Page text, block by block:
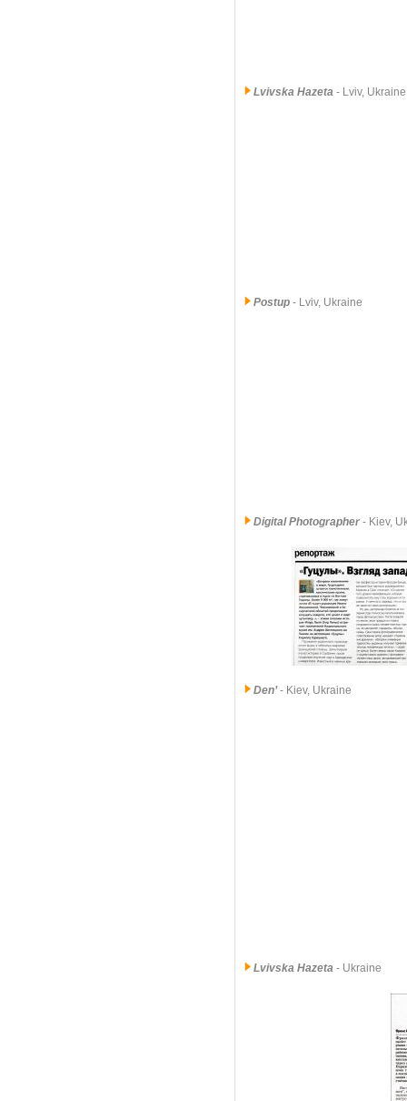
Lvivska Hazeta - Lviv,
Postup - Lviv, Ukraine
Digital Photographer - Kiev,
Den’- Kiev, Ukraine
Lvivska Hazeta - Ukraine